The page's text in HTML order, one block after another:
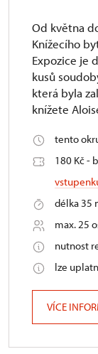
Od května
Knížecího
Expozice je
kusů
která byla
knížete
tento
180 Kč -
délka 35
max. 25
nutnost
lze
VÍCE